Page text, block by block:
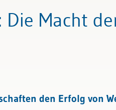
Arbeitshilfen
Die Macht
den Erfolg von